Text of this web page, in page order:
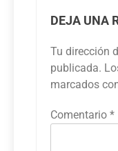
DEJA UNA
Tu dirección
publicada.
marcados
Comentario *